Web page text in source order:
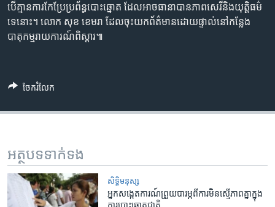
និង​
ចូល​
ទៅ​
ស្វែង​
បណ្តាញ​សង្គម
បើ​គ្មាន​ការកែ​ប្រែ​ប្រព័ន្ធ​បោះឆ្នោត ​ដែល​អាច​ធានា​បាន​ភាព​សេរី​និងយុត្តិធម៌
ទេនោះ។​ លោក ​សុខ ខេមរា ​ដែល​ចុះ​យក​ព័ត៌មាន​ដោយផ្ទាល់​នៅកន្លែង​
បាតុកម្ម​រាយការណ៍​ពិស្តារ៕
ចែករំលែក
អត្ថបទ​ទាក់ទង
សិទ្ធិ​មនុស្ស
អ្នក​សង្កេតការណ៍​ព្រួយ​បារម្ភ​ពី​ការ​មិន​ស្មើ​ភាព​គ្នា​ក្នុង​